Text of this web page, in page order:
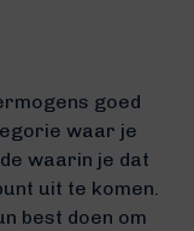
goed
waar je
waarin je dat
uit te komen.
best doen om